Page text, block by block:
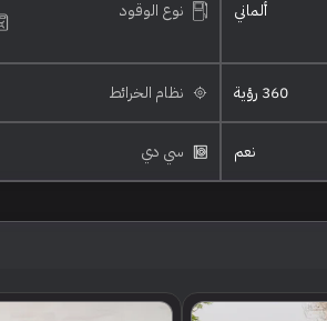
ألماني نوع الوقود
360 رؤية نظام الخرائط
نعم سي دي